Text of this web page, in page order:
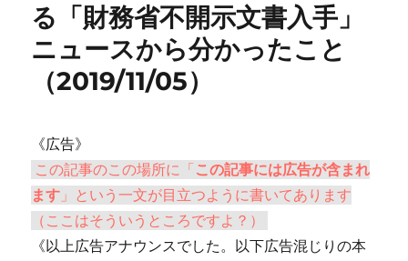
る「財務省不開示文書入手」
ニュースから分かったこと
（2019/11/05）
《広告》
この記事のこの場所に「 この記事には広告が含まれ
ます 」という一文が目立つように書いてあります
（ここはそういうところですよ？）
《以上広告アナウンスでした。以下広告混じりの本